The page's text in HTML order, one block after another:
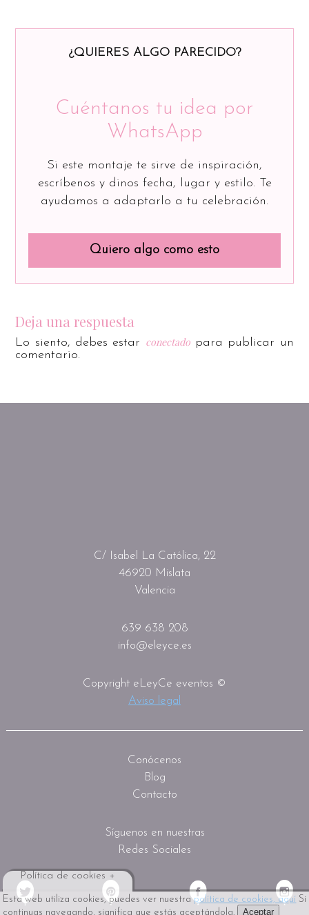
Esta web utiliza cookies, puedes ver nuestrapolítica de cookies, aquí Si
continuas navegando, significa que estás aceptándola.
Aceptar
Política de cookies +
¿QUIERES ALGO PARECIDO?
Cuéntanos tu idea por
WhatsApp
Si este montaje te sirve de inspiración,
escríbenos y dinos fecha, lugar y estilo. Te
ayudamos a adaptarlo a tu celebración.
Quiero algo como esto
Deja una respuesta
Lo siento, debes estar conectadopara publicar un
comentario.
C/ Isabel La Católica, 22
46920 Mislata
Valencia
639 638 208
info@eleyce.es
Copyright eLeyCe eventos ©
Aviso legal
Conócenos
Blog
Contacto
Síguenos en nuestras
Redes Sociales